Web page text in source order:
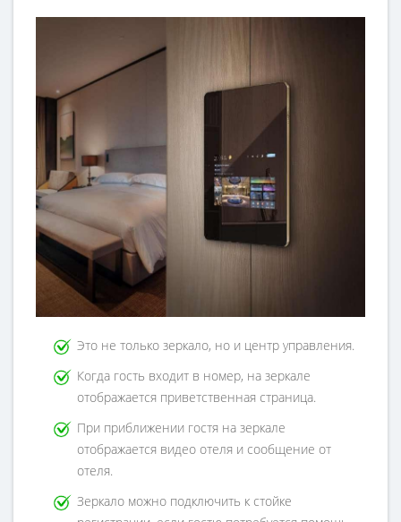
Это не только зеркало, но и центр управления.
Когда гость входит в номер, на зеркале
отображается приветственная страница.
При приближении гостя на зеркале
отображается видео отеля и сообщение от
отеля.
Зеркало можно подключить к стойке